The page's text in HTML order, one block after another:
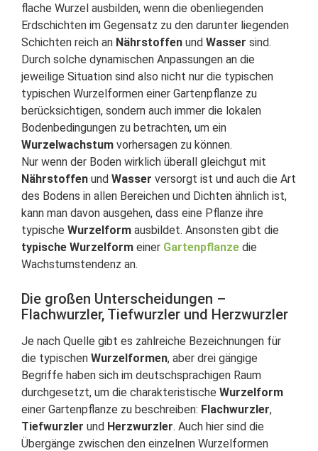
flache Wurzel ausbilden, wenn die obenliegenden
Erdschichten im Gegensatz zu den darunter liegenden
Schichten reich an Nährstoffen und Wasser sind.
Durch solche dynamischen Anpassungen an die
jeweilige Situation sind also nicht nur die typischen
typischen Wurzelformen einer Gartenpflanze zu
berücksichtigen, sondern auch immer die lokalen
Bodenbedingungen zu betrachten, um ein
Wurzelwachstum vorhersagen zu können.
Nur wenn der Boden wirklich überall gleichgut mit
Nährstoffen und Wasser versorgt ist und auch die Art
des Bodens in allen Bereichen und Dichten ähnlich ist,
kann man davon ausgehen, dass eine Pflanze ihre
typische Wurzelform ausbildet. Ansonsten gibt die
typische Wurzelform einer Gartenpflanze die
Wachstumstendenz an.
Die großen Unterscheidungen –
Flachwurzler, Tiefwurzler und Herzwurzler
Je nach Quelle gibt es zahlreiche Bezeichnungen für
die typischen Wurzelformen, aber drei gängige
Begriffe haben sich im deutschsprachigen Raum
durchgesetzt, um die charakteristische Wurzelform
einer Gartenpflanze zu beschreiben: Flachwurzler,
Tiefwurzler und Herzwurzler. Auch hier sind die
Übergänge zwischen den einzelnen Wurzelformen